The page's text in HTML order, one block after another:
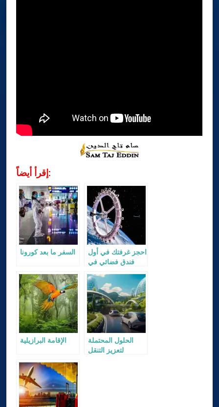
إقرأ أيضاً:
السفر ما بعد كورونا
احجز غرفتك في أول
فندق فضائي في
الإقامة البرازيلية
الحلول المحتملة
لتعزيز التنقل